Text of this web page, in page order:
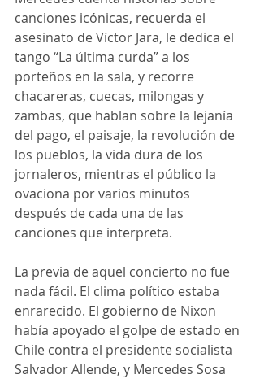
canciones icónicas, recuerda el
asesinato de Víctor Jara, le dedica el
tango “La última curda” a los
porteños en la sala, y recorre
chacareras, cuecas, milongas y
zambas, que hablan sobre la lejanía
del pago, el paisaje, la revolución de
los pueblos, la vida dura de los
jornaleros, mientras el público la
ovaciona por varios minutos
después de cada una de las
canciones que interpreta.
La previa de aquel concierto no fue
nada fácil. El clima político estaba
enrarecido. El gobierno de Nixon
había apoyado el golpe de estado en
Chile contra el presidente socialista
Salvador Allende, y Mercedes Sosa